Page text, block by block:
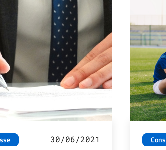
30/06/2021